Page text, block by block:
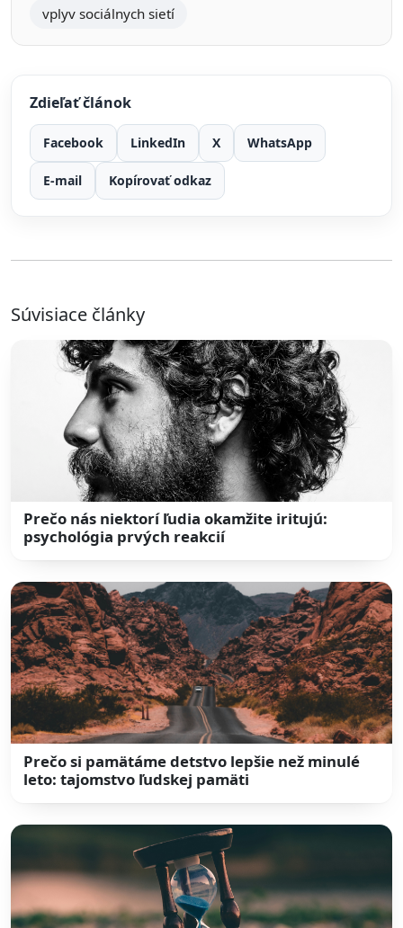
vplyv sociálnych sietí
Zdieľať článok
Facebook LinkedIn X WhatsApp
E-mail Kopírovať odkaz
Súvisiace články
Prečo nás niektorí ľudia okamžite iritujú:
psychológia prvých reakcií
Prečo si pamätáme detstvo lepšie než minulé
leto: tajomstvo ľudskej pamäti